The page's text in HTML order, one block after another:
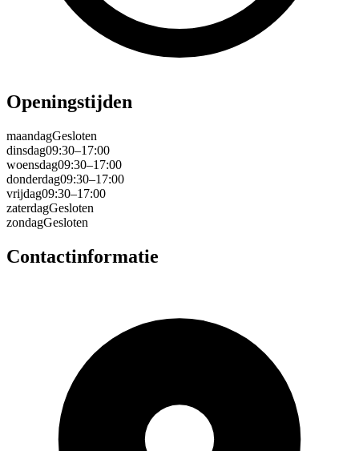
Openingstijden
maandagGesloten
dinsdag09:30–17:00
woensdag09:30–17:00
donderdag09:30–17:00
vrijdag09:30–17:00
zaterdagGesloten
zondagGesloten
Contactinformatie